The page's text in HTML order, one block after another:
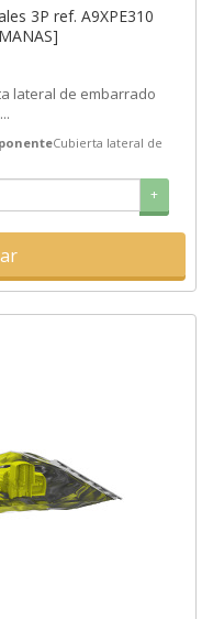
3P ref. A9XPE310
Cubierta lateral de
+